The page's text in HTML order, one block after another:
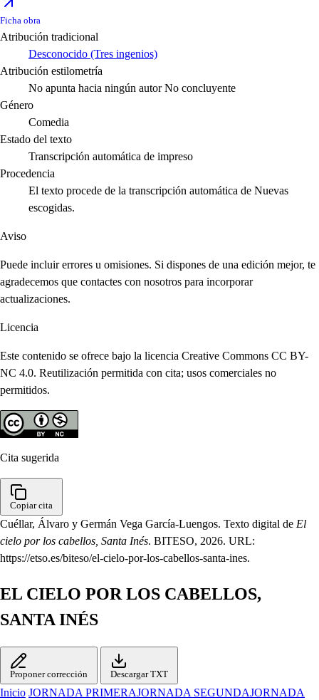
Ficha obra
Atribución tradicional
Desconocido (Tres ingenios)
Atribución estilometría
No apunta hacia ningún autor No concluyente
Género
Comedia
Estado del texto
Transcripción automática de impreso
Procedencia
El texto procede de la transcripción automática de Nuevas
escogidas.
Aviso
Puede incluir errores u omisiones. Si dispones de una edición mejor, te
agradecemos que contactes con nosotros para incorporar
actualizaciones.
Licencia
Este contenido se ofrece bajo la licencia Creative Commons CC BY-
NC 4.0. Reutilización permitida con cita; usos comerciales no
permitidos.
Cita sugerida
Copiar cita
Cuéllar, Álvaro y Germán Vega García-Luengos. Texto digital de El
cielo por los cabellos, Santa Inés. BITESO, 2026. URL:
https://etso.es/biteso/el-cielo-por-los-cabellos-santa-ines.
EL CIELO POR LOS CABELLOS,
SANTA INÉS
Proponer corrección Descargar TXT
Inicio JORNADA PRIMERAJORNADA SEGUNDAJORNADA